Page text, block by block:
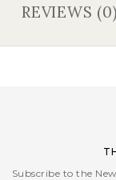
REVIEWS (0)
Subscribe to the